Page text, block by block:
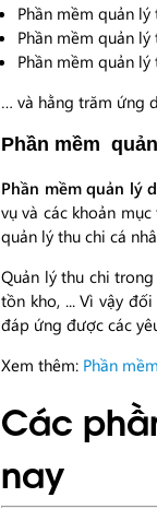
Phần mềm quản
Phần mềm quản
Phần mềm quản
… và hằng trăm ứng
Phần mềm
Phần mềm quản lý
vụ và các khoản
quản lý thu chi cá
Quản lý thu chi
tồn kho, ... Vì vậy
đáp ứng được các
Xem thêm: Phần
Các
nay